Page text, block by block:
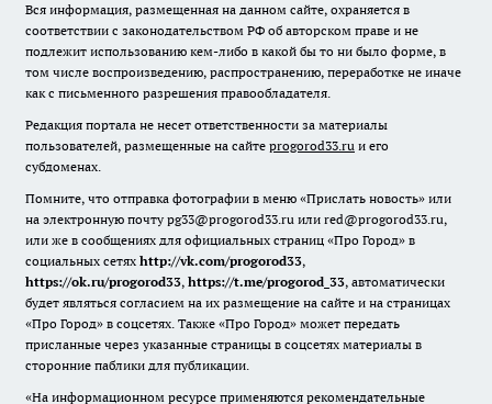
Вся информация, размещенная на данном сайте, охраняется в
соответствии с законодательством РФ об авторском праве и не
подлежит использованию кем-либо в какой бы то ни было форме, в
том числе воспроизведению, распространению, переработке не иначе
как с письменного разрешения правообладателя.
Редакция портала не несет ответственности за материалы
пользователей, размещенные на сайте progorod33.ru и его
субдоменах.
Помните, что отправка фотографии в меню «Прислать новость» или
на электронную почту pg33@progorod33.ru или red@progorod33.ru,
или же в сообщениях для официальных страниц «Про Город» в
социальных сетях http://vk.com/progorod33,
https://ok.ru/progorod33, https://t.me/progorod_33, автоматически
будет являться согласием на их размещение на сайте и на страницах
«Про Город» в соцсетях. Также «Про Город» может передать
присланные через указанные страницы в соцсетях материалы в
сторонние паблики для публикации.
«На информационном ресурсе применяются рекомендательные